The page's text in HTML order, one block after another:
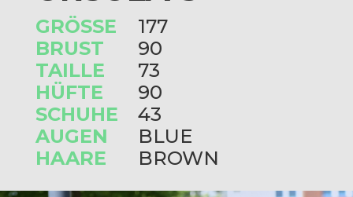
GRÖSSE
BRUST
TAILLE
HÜFTE
SCHUHE
AUGEN
HAARE
177
90
73
90
43
BLUE
BROWN